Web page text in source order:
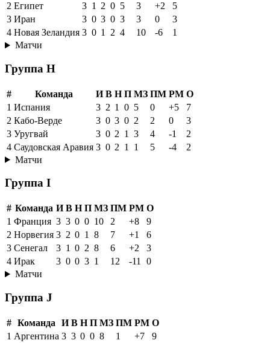
2 Египет 3 1 2 0 5 3 +2
5
3 Иран 3 0 3 0 3 3 0
3
4 Новая Зеландия 3 0 1 2 4 10 -6
1
Матчи
Группа H
# Команда И В Н П МЗ ПМ РМ О
1 Испания 3 2 1 0 5 0 +5
7
2 Кабо-Верде 3 0 3 0 2 2 0
3
3 Уругвай 3 0 2 1 3 4 -1
2
4 Саудовская Аравия 3 0 2 1 1 5 -4
2
Матчи
Группа I
# Команда И В Н П МЗ ПМ РМ О
1 Франция 3 3 0 0 10 2 +8
9
2 Норвегия 3 2 0 1 8 7 +1
6
3 Сенегал 3 1 0 2 8 6 +2
3
4 Ирак 3 0 0 3 1 12 -11
0
Матчи
Группа J
# Команда И В Н П МЗ ПМ РМ О
1 Аргентина 3 3 0 0 8 1 +7
9